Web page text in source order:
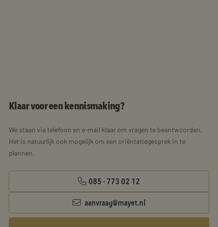
Klaar voor een kennismaking?
We staan via telefoon en e-mail klaar om vragen te beantwoorden.
Het is natuurlijk ook mogelijk om een oriëntatiegesprek in te
plannen.
085 - 773 02 12
aanvraag@mayet.nl